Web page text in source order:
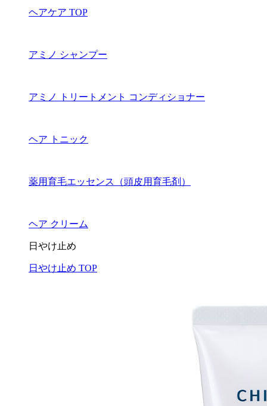
ヘアケア TOP
アミノ シャンプー
アミノ トリートメント コンディショナー
ヘア トニック
薬用育毛エッセンス（頭皮用育毛剤）
ヘア クリーム
日やけ止め
日やけ止め TOP